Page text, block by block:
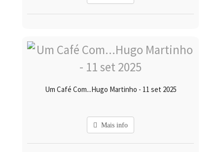
Um Café Com...Hugo Martinho - 11 set 2025
Mais info